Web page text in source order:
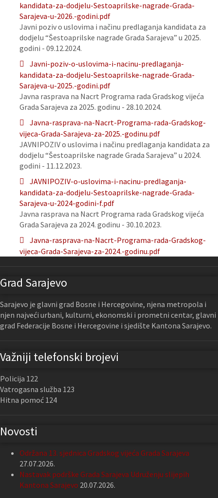
kandidata-za-dodjelu-Sestoaprilske-nagrade-Grada-
Sarajeva-u-2026.-godini.pdf
Javni poziv o uslovima i načinu predlaganja kandidata za
dodjelu “Šestoaprilske nagrade Grada Sarajeva” u 2025.
godini - 09.12.2024.
Javni-poziv-o-uslovima-i-nacinu-predlaganja-
kandidata-za-dodjelu-Sestoaprilske-nagrade-Grada-
Sarajeva-u-2025.-godini.pdf
Javna rasprava na Nacrt Programa rada Gradskog vijeća
Grada Sarajeva za 2025. godinu - 28.10.2024.
Javna-rasprava-na-Nacrt-Programa-rada-Gradskog-
vijeca-Grada-Sarajeva-za-2025.-godinu.pdf
JAVNIPOZIV o uslovima i načinu predlaganja kandidata za
dodjelu “Šestoaprilske nagrade Grada Sarajeva” u 2024.
godini - 11.12.2023.
JAVNIPOZIV-o-uslovima-i-nacinu-predlaganja-
kandidata-za-dodjelu-Sestoaprilske-nagrade-Grada-
Sarajeva-u-2024-godini-f.pdf
Javna rasprava na Nacrt Programa rada Gradskog vijeća
Grada Sarajeva za 2024. godinu - 30.10.2023.
Javna-rasprava-na-Nacrt-Programa-rada-Gradskog-
vijeca-Grada-Sarajeva-za-2024.-godinu.pdf
Grad Sarajevo
Sarajevo je glavni grad Bosne i Hercegovine, njena metropola i
njen najveći urbani, kulturni, ekonomski i prometni centar, glavni
grad Federacije Bosne i Hercegovine i sjedište Kantona Sarajevo.
Važniji telefonski brojevi
Policija 122
Vatrogasna služba 123
Hitna pomoć 124
Novosti
Održana 13. sjednica Gradskog vijeća Grada Sarajeva
27.07.2026.
Nastavak podrške Grada Sarajeva Udruženju slijepih
Kantona Sarajevo 20.07.2026.